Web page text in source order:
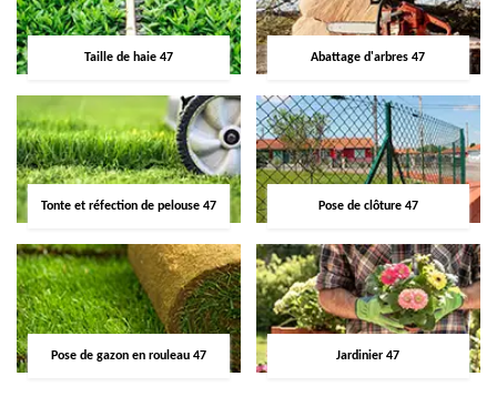
Taille de haie 47 Abattage d'arbres 47
Tonte et réfection de pelouse 47 Pose de clôture 47
Pose de gazon en rouleau 47 Jardinier 47